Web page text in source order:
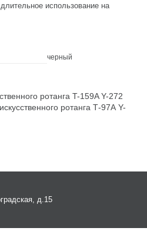
использование на
черный
ротанга T-159A Y-272
ротанга Т-97А Y-
д.15